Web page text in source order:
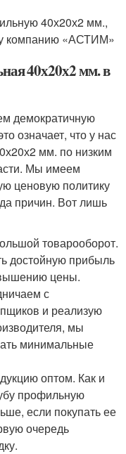
40х20х2 мм.,
компанию «АСТИМ»
40х20х2 мм. в
демократичную
означает, что у нас
мм. по низким
Мы имеем
ценовую политику
причин. Вот лишь
товарооборот.
достойную прибыль
цены.
с
и реализую
мы
минимальные
оптом. Как и
профильную
если покупать ее
очередь